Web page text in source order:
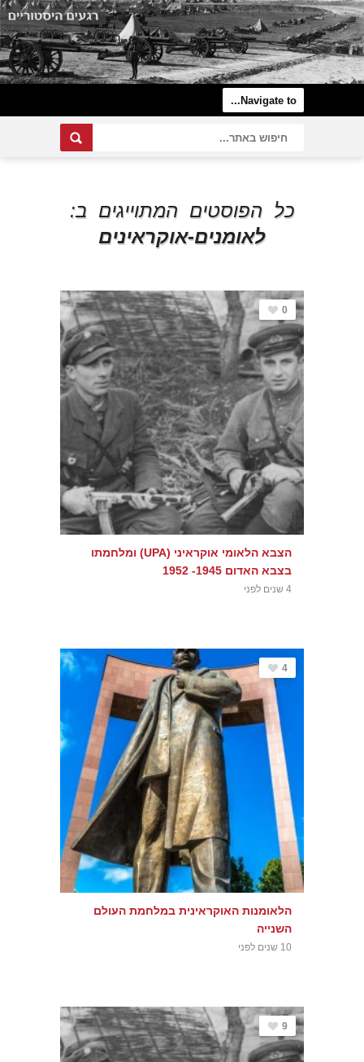
כל הפוסטים המתוייגים ב:
לאומנים-אוקראינים
0
הצבא הלאומי אוקראיני (UPA) ומלחמתו
בצבא האדום 1945- 1952
4 שנים לפני
4
הלאומנות האוקראינית במלחמת העולם
השנייה
10 שנים לפני
9